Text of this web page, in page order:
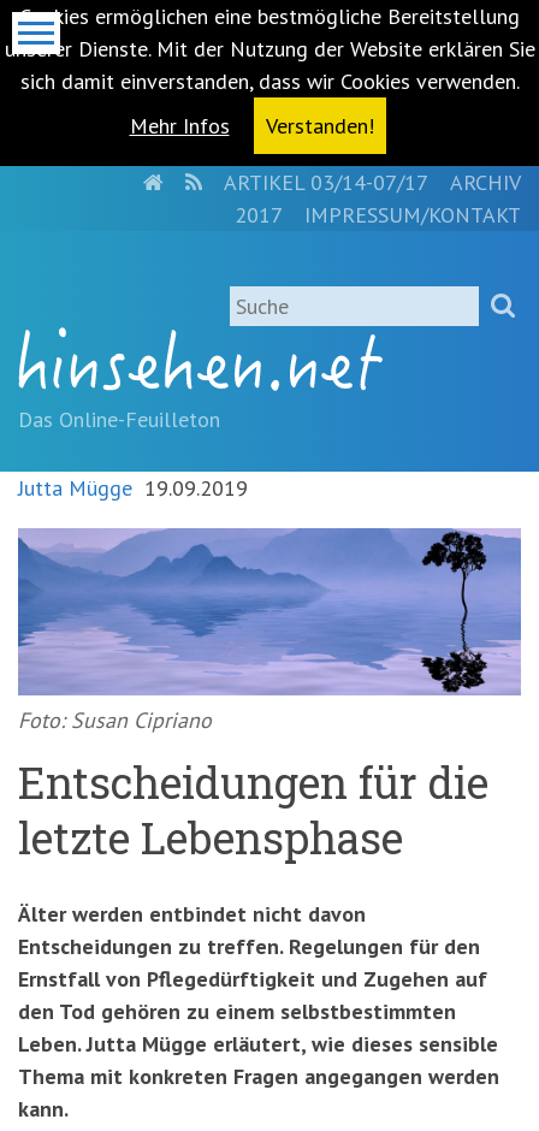
Cookies ermöglichen eine bestmögliche Bereitstellung
unserer Dienste. Mit der Nutzung der Website erklären Sie
sich damit einverstanden, dass wir Cookies verwenden.
Mehr Infos
Verstanden!
springen
(Accesskey
'1')Zur
springen
'3')Zur
(Accesskey
HOMERSSARTIKEL 03/14-07/17
ARCHIV
2017
IMPRESSUM/KONTAKT
Suche
Das Online-Feuilleton
Jutta Mügge 19.09.2019
Foto: Susan Cipriano
Entscheidungen für die
letzte Lebensphase
Älter werden entbindet nicht davon
Entscheidungen zu treffen. Regelungen für den
Ernstfall von Pflegedürftigkeit und Zugehen auf
den Tod gehören zu einem selbstbestimmten
Leben. Jutta Mügge erläutert, wie dieses sensible
Thema mit konkreten Fragen angegangen werden
kann.